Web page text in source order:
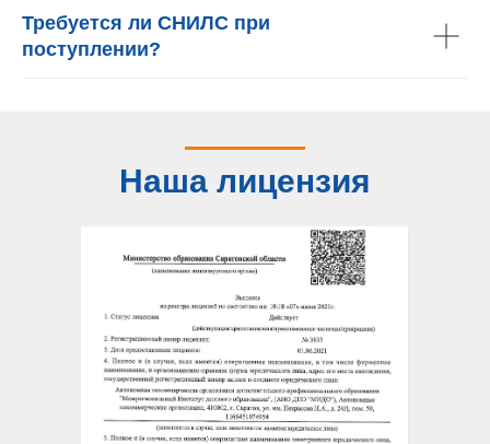
Требуется ли СНИЛС при
поступлении?
Наша лицензия